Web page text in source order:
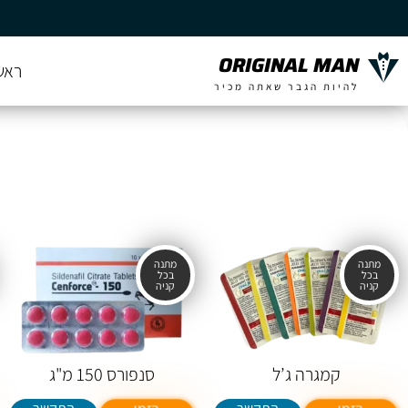
ORIGINAL MAN
להיות הגבר שאתה מכיר
קמגרה ג’ל סנפורס 150 מ"ג